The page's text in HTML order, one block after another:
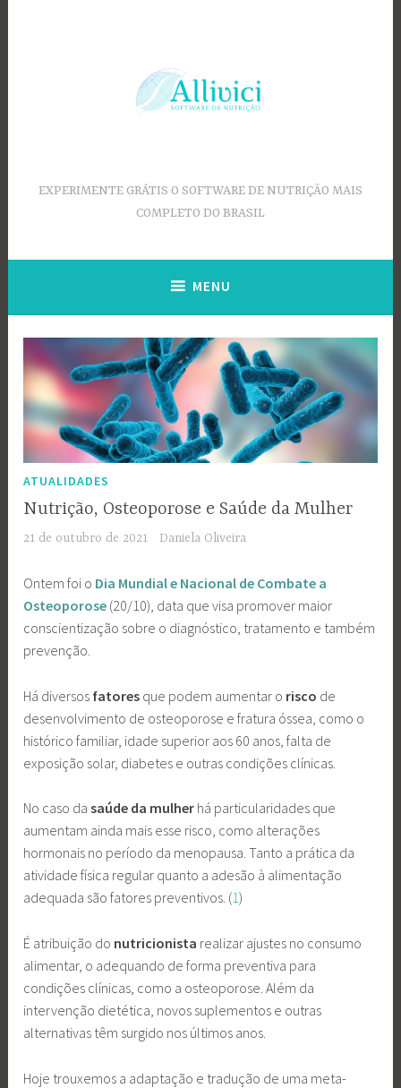
EXPERIMENTE GRÁTIS O SOFTWARE DE NUTRIÇÃO MAIS
COMPLETO DO BRASIL
MENU
ATUALIDADES
Nutrição, Osteoporose e Saúde da Mulher
21 de outubro de 2021 Daniela Oliveira
Ontem foi o Dia Mundial e Nacional de Combate a
Osteoporose (20/10), data que visa promover maior
conscientização sobre o diagnóstico, tratamento e também
prevenção.
Há diversos fatores que podem aumentar o risco de
desenvolvimento de osteoporose e fratura óssea, como o
histórico familiar, idade superior aos 60 anos, falta de
exposição solar, diabetes e outras condições clínicas.
No caso dasaúde da mulher há particularidades que
aumentam ainda mais esse risco, como alterações
hormonais no período da menopausa. Tanto a prática da
atividade física regular quanto a adesão à alimentação
adequada são fatores preventivos. (1)
É atribuição do nutricionista realizar ajustes no consumo
alimentar, o adequando de forma preventiva para
condições clínicas, como a osteoporose. Além da
intervenção dietética, novos suplementos e outras
alternativas têm surgido nos últimos anos.
Hoje trouxemos a adaptação e tradução de uma meta-